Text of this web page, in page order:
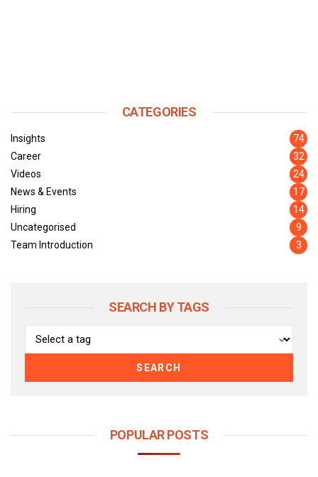
CATEGORIES
Insights
74
Career
32
Videos
24
News & Events
17
Hiring
14
Uncategorised
9
Team Introduction
3
SEARCH BY TAGS
SEARCH
POPULAR POSTS